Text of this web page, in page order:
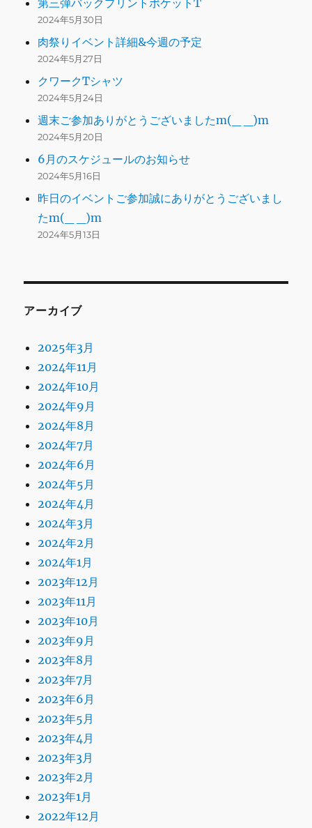
第三弾バックプリントポケットT
2024年5月30日
肉祭りイベント詳細&今週の予定
2024年5月27日
クワークTシャツ
2024年5月24日
週末ご参加ありがとうございましたm(_ _)m
2024年5月20日
6月のスケジュールのお知らせ
2024年5月16日
昨日のイベントご参加誠にありがとうございまし
たm(_ _)m
2024年5月13日
アーカイブ
2025年3月
2024年11月
2024年10月
2024年9月
2024年8月
2024年7月
2024年6月
2024年5月
2024年4月
2024年3月
2024年2月
2024年1月
2023年12月
2023年11月
2023年10月
2023年9月
2023年8月
2023年7月
2023年6月
2023年5月
2023年4月
2023年3月
2023年2月
2023年1月
2022年12月